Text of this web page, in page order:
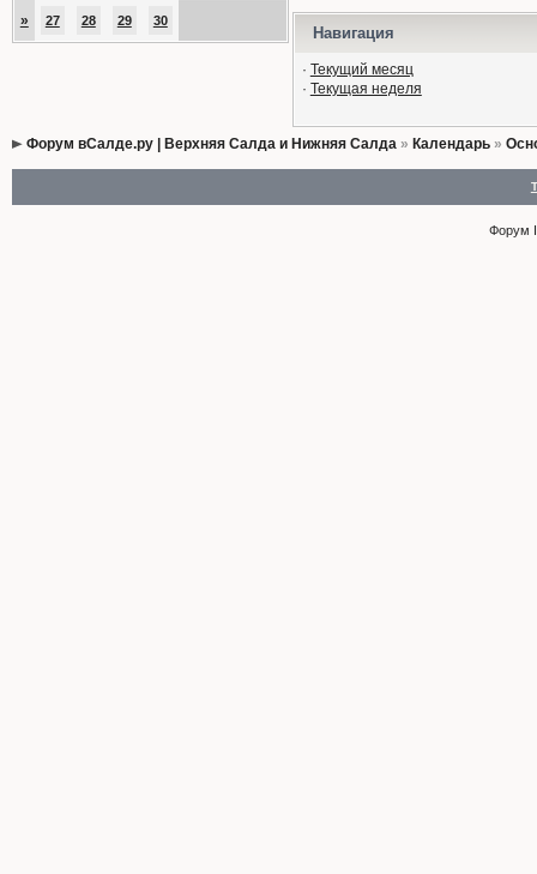
» 27 28 29 30
Навигация
· Текущий месяц
· Текущая неделя
Форум вСалде.ру | Верхняя Салда и Нижняя Салда» Календарь»
Форум